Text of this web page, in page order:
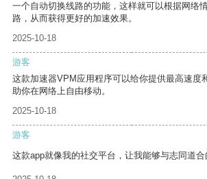
一个自动切换线路的功能，这样就可以根据网络
路，从而获得更好的加速效果。
2025-10-18
游客
这款加速器VPM应用程序可以给你提供最高速度
助你在网络上自由移动。
2025-10-18
游客
这款app就像我的社交平台，让我能够与志同道合